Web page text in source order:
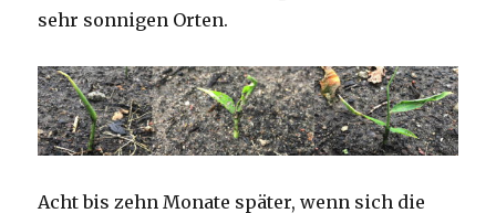
sehr sonnigen Orten.
Acht bis zehn Monate später, wenn sich die